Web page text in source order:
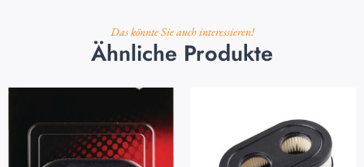
Das könnte Sie auch interessieren!
Ähnliche Produkte